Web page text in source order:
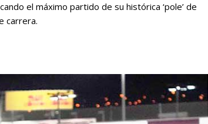
el máximo partido de su histórica ‘pole’ de
carrera.